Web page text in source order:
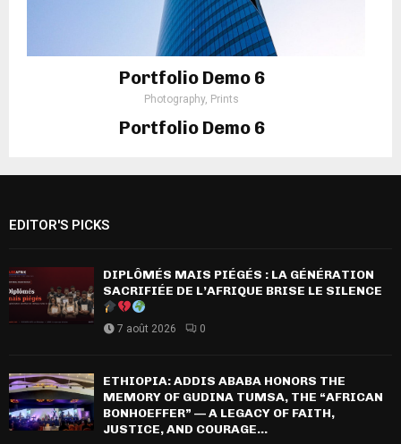
Portfolio Demo 6
Photography, Prints
Portfolio Demo 6
EDITOR'S PICKS
DIPLÔMÉS MAIS PIÉGÉS : LA GÉNÉRATION
SACRIFIÉE DE L’AFRIQUE BRISE LE SILENCE
7 août 2026 0
ETHIOPIA: ADDIS ABABA HONORS THE
MEMORY OF GUDINA TUMSA, THE “AFRICAN
BONHOEFFER” — A LEGACY OF FAITH,
JUSTICE, AND COURAGE...